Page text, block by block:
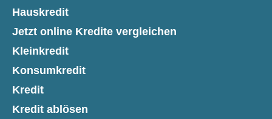
Hauskredit
Jetzt online Kredite vergleichen
Kleinkredit
Konsumkredit
Kredit
Kredit ablösen